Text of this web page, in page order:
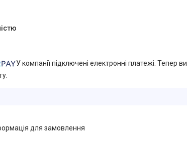
У компанії підключені електронні платежі. Тепер ви
для замовлення